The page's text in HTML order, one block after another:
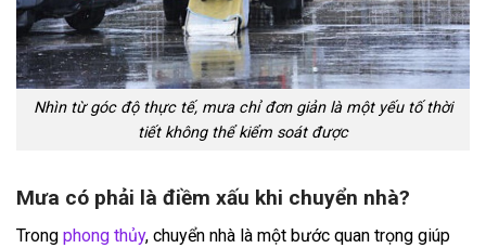
Nhìn từ góc độ thực tế, mưa chỉ đơn giản là một yếu tố thời
tiết không thể kiểm soát được
Mưa có phải là điềm xấu khi chuyển nhà?
Trong phong thủy, chuyển nhà là một bước quan trọng giúp